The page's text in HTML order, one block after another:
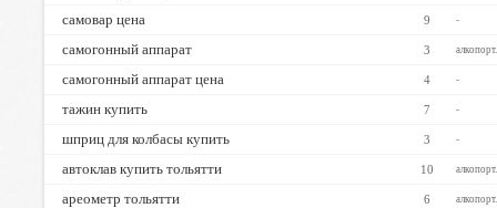
самовар цена 9 -
самогонный аппарат 3
самогонный аппарат цена 4 -
тажин купить 7 -
шприц для колбасы купить 3 -
автоклав купить тольятти 10
ареометр тольятти 6